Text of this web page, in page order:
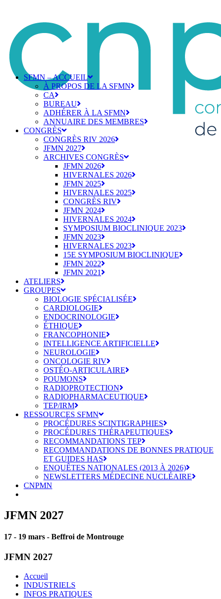
SFMN – ACCUEIL
À PROPOS DE LA SFMN
CA
BUREAU
ADHÉRER À LA SFMN
ANNUAIRE DES MEMBRES
CONGRÈS
CONGRÈS RIV 2026
JFMN 2027
ARCHIVES CONGRÈS
JFMN 2026
HIVERNALES 2026
JFMN 2025
HIVERNALES 2025
CONGRÈS RIV
JFMN 2024
HIVERNALES 2024
SYMPOSIUM BIOCLINIQUE 2023
JFMN 2023
HIVERNALES 2023
15E SYMPOSIUM BIOCLINIQUE
JFMN 2022
JFMN 2021
ATELIERS
GROUPES
BIOLOGIE SPÉCIALISÉE
CARDIOLOGIE
ENDOCRINOLOGIE
ÉTHIQUE
FRANCOPHONIE
INTELLIGENCE ARTIFICIELLE
NEUROLOGIE
ONCOLOGIE RIV
OSTÉO-ARTICULAIRE
POUMONS
RADIOPROTECTION
RADIOPHARMACEUTIQUE
TEP/IRM
RESSOURCES SFMN
PROCÉDURES SCINTIGRAPHIES
PROCÉDURES THÉRAPEUTIQUES
RECOMMANDATIONS TEP
RECOMMANDATIONS DE BONNES PRATIQUE
ET GUIDES HAS
ENQUÊTES NATIONALES (2013 À 2026)
NEWSLETTERS MÉDECINE NUCLÉAIRE
CNPMN
JFMN 2027
17 - 19 mars - Beffroi de Montrouge
JFMN 2027
Accueil
INDUSTRIELS
INFOS PRATIQUES